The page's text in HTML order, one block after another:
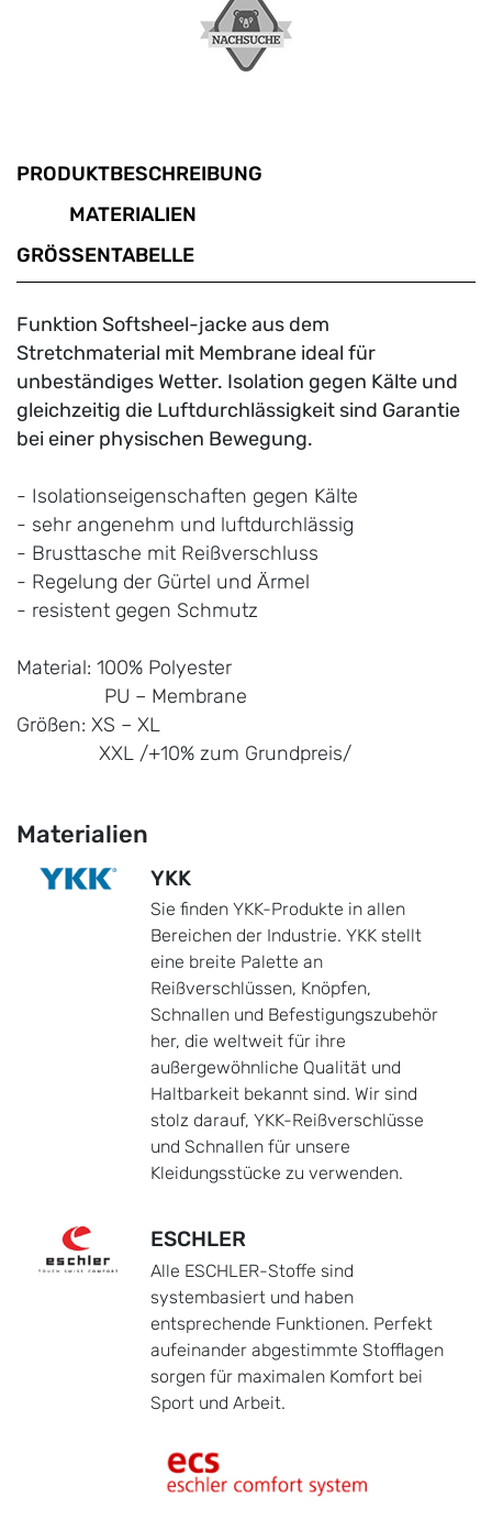
PRODUKTBESCHREIBUNG
MATERIALIEN
GRÖSSENTABELLE
Funktion Softsheel-jacke aus dem
Stretchmaterial mit Membrane ideal für
unbeständiges Wetter. Isolation gegen Kälte und
gleichzeitig die Luftdurchlässigkeit sind Garantie
bei einer physischen Bewegung.
- Isolationseigenschaften gegen Kälte
- sehr angenehm und luftdurchlässig
- Brusttasche mit Reißverschluss
- Regelung der Gürtel und Ärmel
- resistent gegen Schmutz
Material: 100% Polyester
PU – Membrane
Größen: XS – XL
XXL /+10% zum Grundpreis/
Materialien
YKK
Sie finden YKK-Produkte in allen
Bereichen der Industrie. YKK stellt
eine breite Palette an
Reißverschlüssen, Knöpfen,
Schnallen und Befestigungszubehör
her, die weltweit für ihre
außergewöhnliche Qualität und
Haltbarkeit bekannt sind. Wir sind
stolz darauf, YKK-Reißverschlüsse
und Schnallen für unsere
Kleidungsstücke zu verwenden.
ESCHLER
Alle ESCHLER-Stoffe sind
systembasiert und haben
entsprechende Funktionen. Perfekt
aufeinander abgestimmte Stofflagen
sorgen für maximalen Komfort bei
Sport und Arbeit.